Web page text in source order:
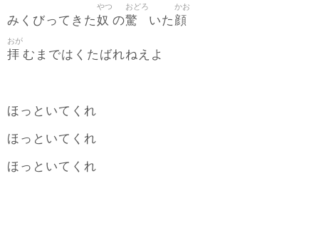
みくびってきた奴
やつ
の驚
おどろ
いた 顔
かお
拝
おが
むまではくたばれねえよ
ほっといてくれ
ほっといてくれ
ほっといてくれ